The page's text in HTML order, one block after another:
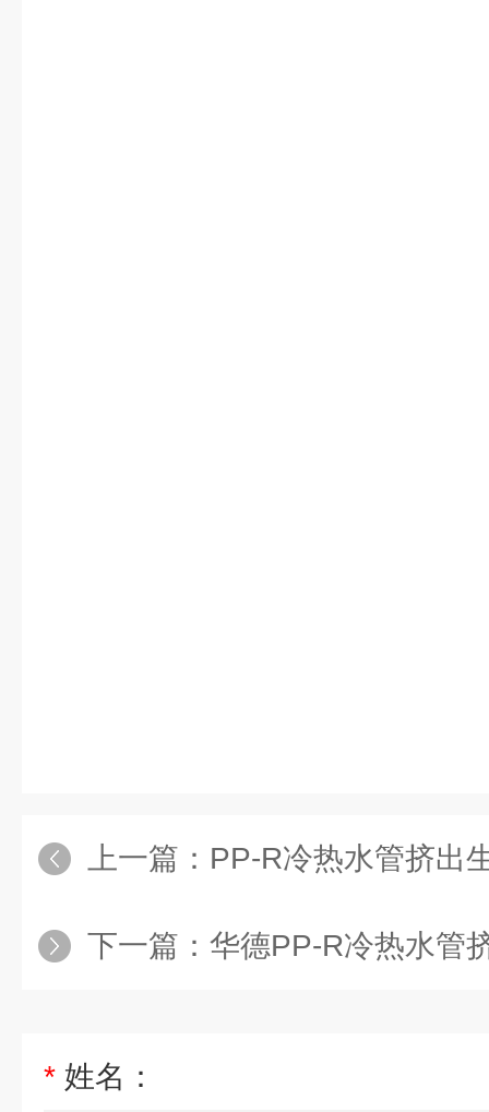
上一篇： PP-R冷热水管挤出
下一篇： 华德PP-R冷热水管
* 姓名：